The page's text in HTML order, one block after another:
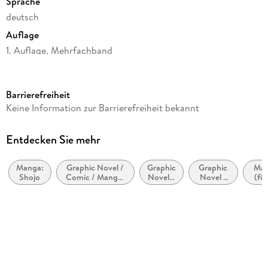
deutsch
Auflage
1. Auflage, Mehrfachband
Altersempfehlung
Reihe
Autor/Autorin
Bisco Hatori
Barrierefreiheit
Keine Information zur Barrierefreiheit bekannt
Entdecken Sie mehr
Manga:
Shojo
Graphic Novel /
Comic / Manga:
Schule,
Graphic
Novel /
Comic
Graphic
Novel /
Comic /